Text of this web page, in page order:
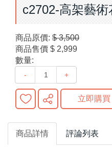
c2702-高架藝術
商品原價: $ 3,500
商品售價 $ 2,999
數量:
- +
立即購買
商品詳情 評論列表